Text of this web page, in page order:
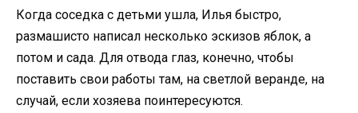
Когда соседка с детьми ушла, Илья быстро,
размашисто написал несколько эскизов яблок, а
потом и сада. Для отвода глаз, конечно, чтобы
поставить свои работы там, на светлой веранде, на
случай, если хозяева поинтересуются.